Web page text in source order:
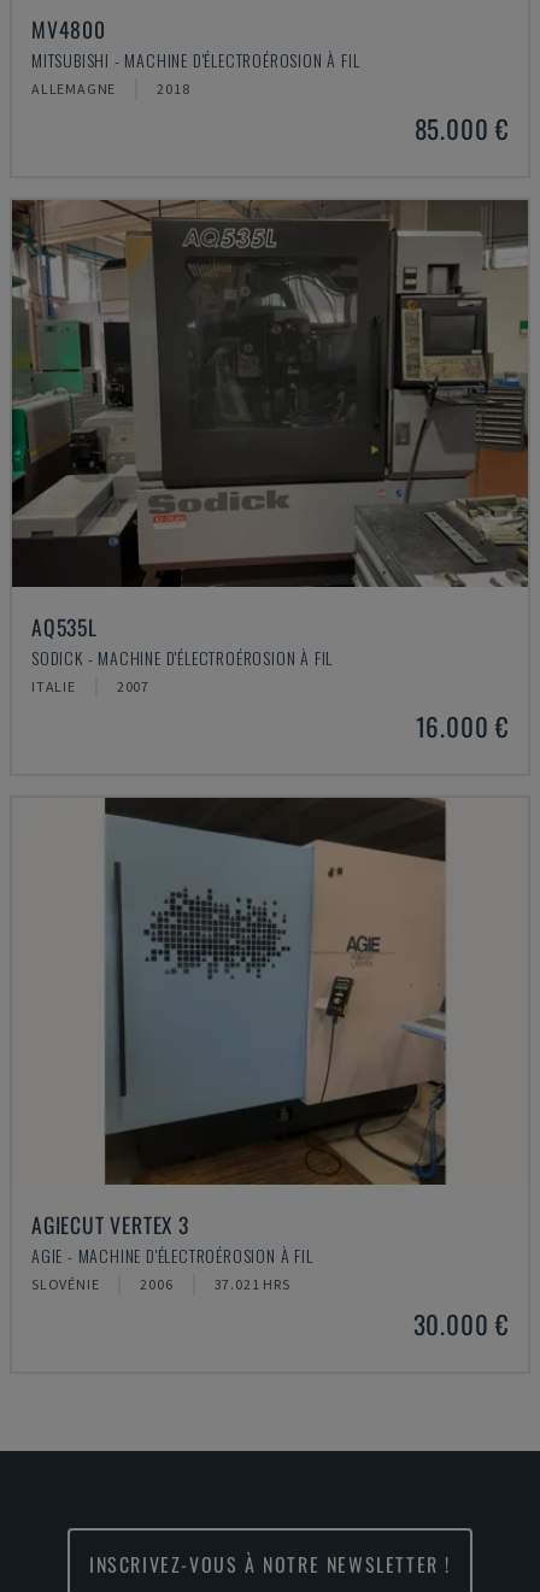
MV4800
MITSUBISHI - MACHINE D'ÉLECTROÉROSION À FIL
ALLEMAGNE 2018
85.000 €
AQ535L
SODICK - MACHINE D'ÉLECTROÉROSION À FIL
ITALIE 2007
16.000 €
AGIECUT VERTEX 3
AGIE - MACHINE D'ÉLECTROÉROSION À FIL
SLOVÉNIE 2006 37.021 HRS
30.000 €
INSCRIVEZ-VOUS À NOTRE NEWSLETTER !